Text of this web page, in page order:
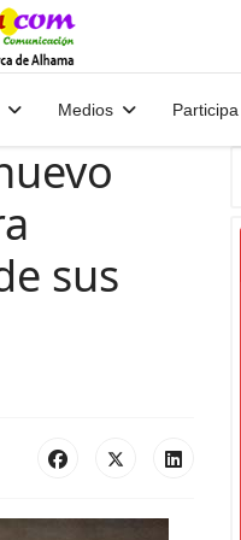
Medios Participa
sus